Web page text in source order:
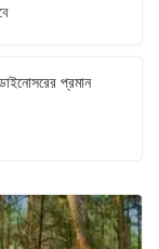
প্রমান